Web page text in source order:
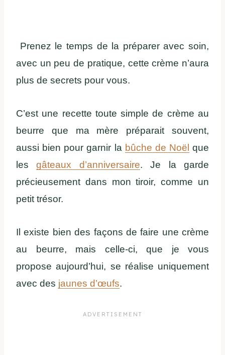
Prenez le temps de la préparer avec soin,
avec un peu de pratique, cette crème n’aura
plus de secrets pour vous.
C’est une recette toute simple de crème au
beurre que ma mère préparait souvent,
aussi bien pour garnir la bûche de Noël que
lesgâteaux d’anniversaire. Je la garde
précieusement dans mon tiroir, comme un
petit trésor.
Il existe bien des façons de faire une crème
au beurre, mais celle-ci, que je vous
propose aujourd’hui, se réalise uniquement
avec des jaunes d’œufs.